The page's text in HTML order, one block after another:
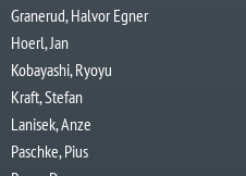
Granerud, Halvor Egner
Hoerl, Jan
Kobayashi, Ryoyu
Kraft, Stefan
Lanisek, Anze
Paschke, Pius